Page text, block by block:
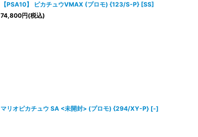
【PSA10】 ピカチュウVMAX (プロモ) {123/S-P} [SS]
74,800円(税込)
マリオピカチュウ SA <未開封> (プロモ) {294/XY-P} [-]